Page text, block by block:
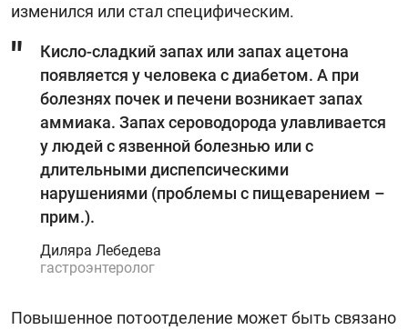
изменился или стал специфическим.
Кисло-сладкий запах или запах ацетона
появляется у человека с диабетом. А при
болезнях почек и печени возникает запах
аммиака. Запах сероводорода улавливается
у людей с язвенной болезнью или с
длительными диспепсическими
нарушениями (проблемы с пищеварением –
прим.).
Диляра Лебедева
гастроэнтеролог
Повышенное потоотделение может быть связано